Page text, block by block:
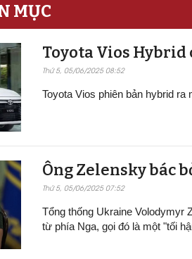
MỤC
Toyota Vios
Thứ 5, 05/06/2025 08:52
Toyota Vios phiên bản hybrid
Ông Zelensky bác
Thứ 5, 05/06/2025 07:52
Tổng thống Ukraine Volodymyr
từ phía Nga, gọi đó là một "tối